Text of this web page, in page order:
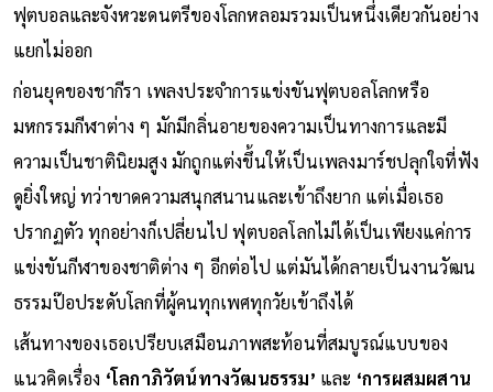
เพลงประกอบการแข่งขัน แต่เธอคือสัญลักษณ์ที่ทำให้กีฬา
ฟุตบอลและจังหวะดนตรีของโลกหลอมรวมเป็นหนึ่งเดียวกันอย่าง
แยกไม่ออก
ก่อนยุคของชากีรา เพลงประจำการแข่งขันฟุตบอลโลกหรือ
มหกรรมกีฬาต่าง ๆ มักมีกลิ่นอายของความเป็นทางการและมี
ความเป็นชาตินิยมสูง มักถูกแต่งขึ้นให้เป็นเพลงมาร์ชปลุกใจที่ฟัง
ดูยิ่งใหญ่ ทว่าขาดความสนุกสนานและเข้าถึงยาก แต่เมื่อเธอ
ปรากฏตัว ทุกอย่างก็เปลี่ยนไป ฟุตบอลโลกไม่ได้เป็นเพียงแค่การ
แข่งขันกีฬาของชาติต่าง ๆ อีกต่อไป แต่มันได้กลายเป็นงานวัฒน
ธรรมป๊อประดับโลกที่ผู้คนทุกเพศทุกวัยเข้าถึงได้
เส้นทางของเธอเปรียบเสมือนภาพสะท้อนที่สมบูรณ์แบบของ